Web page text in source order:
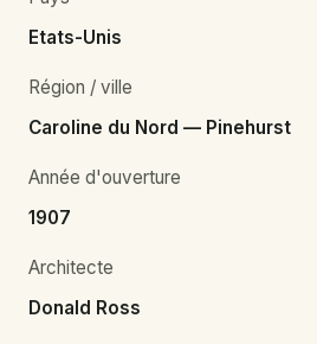
Etats-Unis
Région / ville
Caroline du Nord — Pinehurst
Année d'ouverture
1907
Architecte
Donald Ross